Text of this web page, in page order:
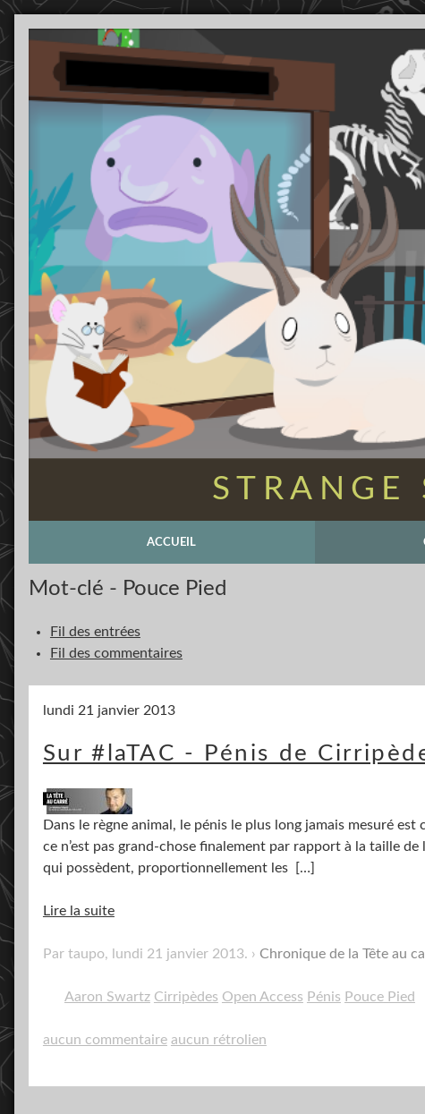
ACCUEIL
Mot-clé - Pouce Pied
Fil des entrées
Fil des commentaires
lundi 21 janvier 2013
Sur #laTAC - Pénis de
Dans le règne animal, le pénis le plus long jamais mesuré
ce n’est pas grand-chose finalement par rapport à la taille
qui possèdent, proportionnellement les
[…]
Lire la suite
Par taupo, lundi 21 janvier 2013. Chronique de la Tête au
Aaron Swartz Cirripèdes Open Access Pénis Pouce Pied
aucun commentaire aucun rétrolien